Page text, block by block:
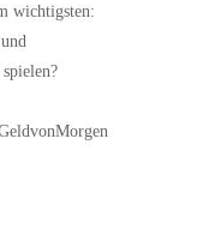
wichtigsten: